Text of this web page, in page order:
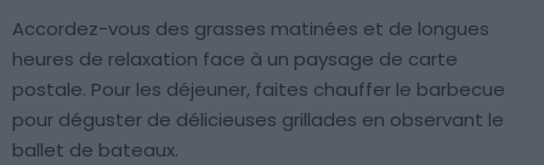
Accordez-vous des grasses matinées et de longues
heures de relaxation face à un paysage de carte
postale. Pour les déjeuner, faites chauffer le barbecue
pour déguster de délicieuses grillades en observant le
ballet de bateaux.